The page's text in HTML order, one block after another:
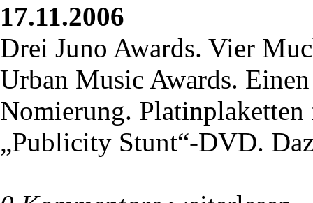
17.11.2006
Drei Juno Awards. Vier
Urban Music Awards.
Nomierung.
„Publicity Stunt“-DVD.